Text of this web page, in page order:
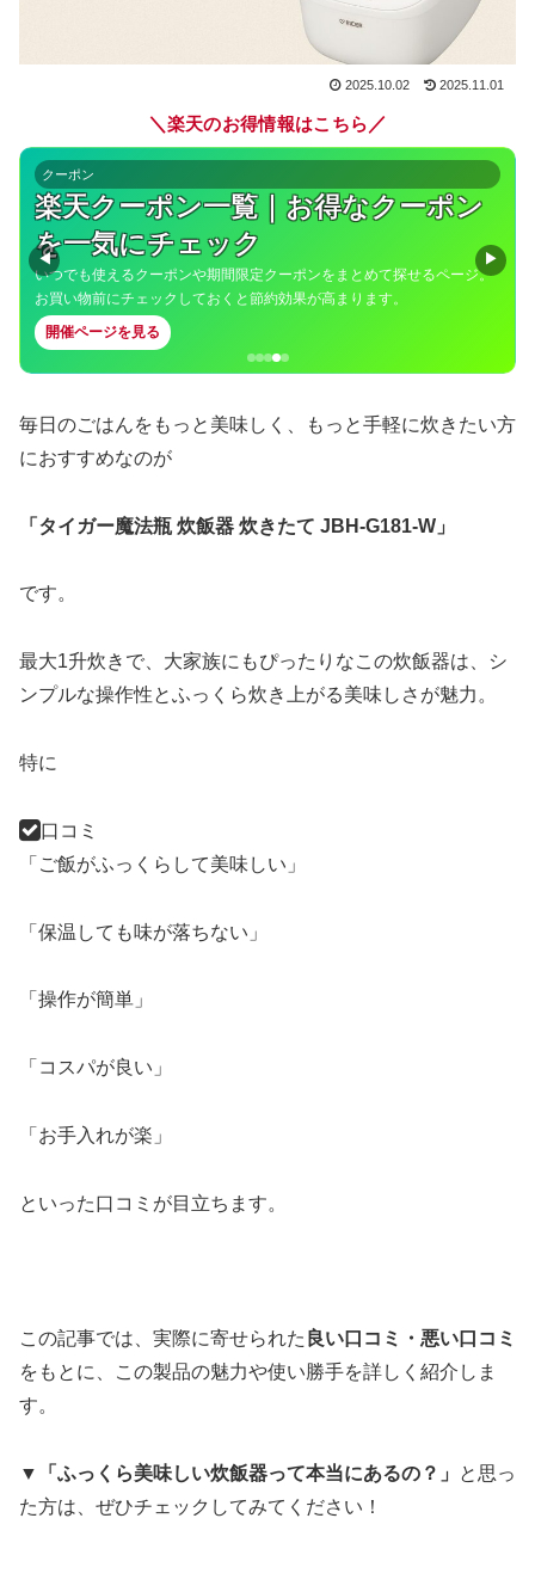
2025.10.02 2025.11.01
＼ 楽天のお得情報はこちら ／
クーポン
楽天クーポン一覧｜お得なクーポン
を一気にチェック
いつでも使えるクーポンや期間限定クーポンをまとめて探せるページ。
お買い物前にチェックしておくと節約効果が高まります。
開催ページを見る
◀ ▶
毎日のごはんをもっと美味しく、もっと手軽に炊きたい方
におすすめなのが
「タイガー魔法瓶 炊飯器 炊きたて JBH-G181-W」
です。
最大1升炊きで、大家族にもぴったりなこの炊飯器は、シ
ンプルな操作性とふっくら炊き上がる美味しさが魅力。
特に
口コミ
「ご飯がふっくらして美味しい」
「保温しても味が落ちない」
「操作が簡単」
「コスパが良い」
「お手入れが楽」
といった口コミが目立ちます。
この記事では、実際に寄せられた 良い口コミ・悪い口コミ
をもとに、この製品の魅力や使い勝手を詳しく紹介しま
す。
▼ 「ふっくら美味しい炊飯器って本当にあるの？」
と思っ
た方は、ぜひチェックしてみてください！